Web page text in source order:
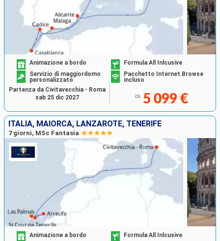
Animazione a bordo
Formula All Inlcusive
Servizio di maggiordomo
personalizzato
Pacchetto Internet Browse
incluso
da 5 099 €
Partenza da Civitavecchia - Roma
sab 25 dic 2027
ITALIA, MAIORCA, LANZAROTE, TENERIFE
7 giorni, MSc Fantasia
Animazione a bordo
Formula All Inlcusive